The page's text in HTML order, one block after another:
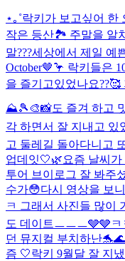
⋆｡˚락키가 보고싶어 한
작은 등산🏞️ 주말을 알
말???세상에서 제일 예
October🤎🦩 락키들은
을 즐기고있었나요
⛰️🎾🎨📸도 즐겨 하고
각 하면서 잘 지내고
고 둘레길 돌아다니고
업데잇🤍🌿요즘 날씨
투어 브이로그 잘 봐주
수가😳다시 영상을 보
ㅋ 그래서 사진들 많이
도 데이트ㅡㅡㅡ🩶🩶ㅋ
던 뮤지컬 부치하난
즘 🤍락키 9월달 잘 지